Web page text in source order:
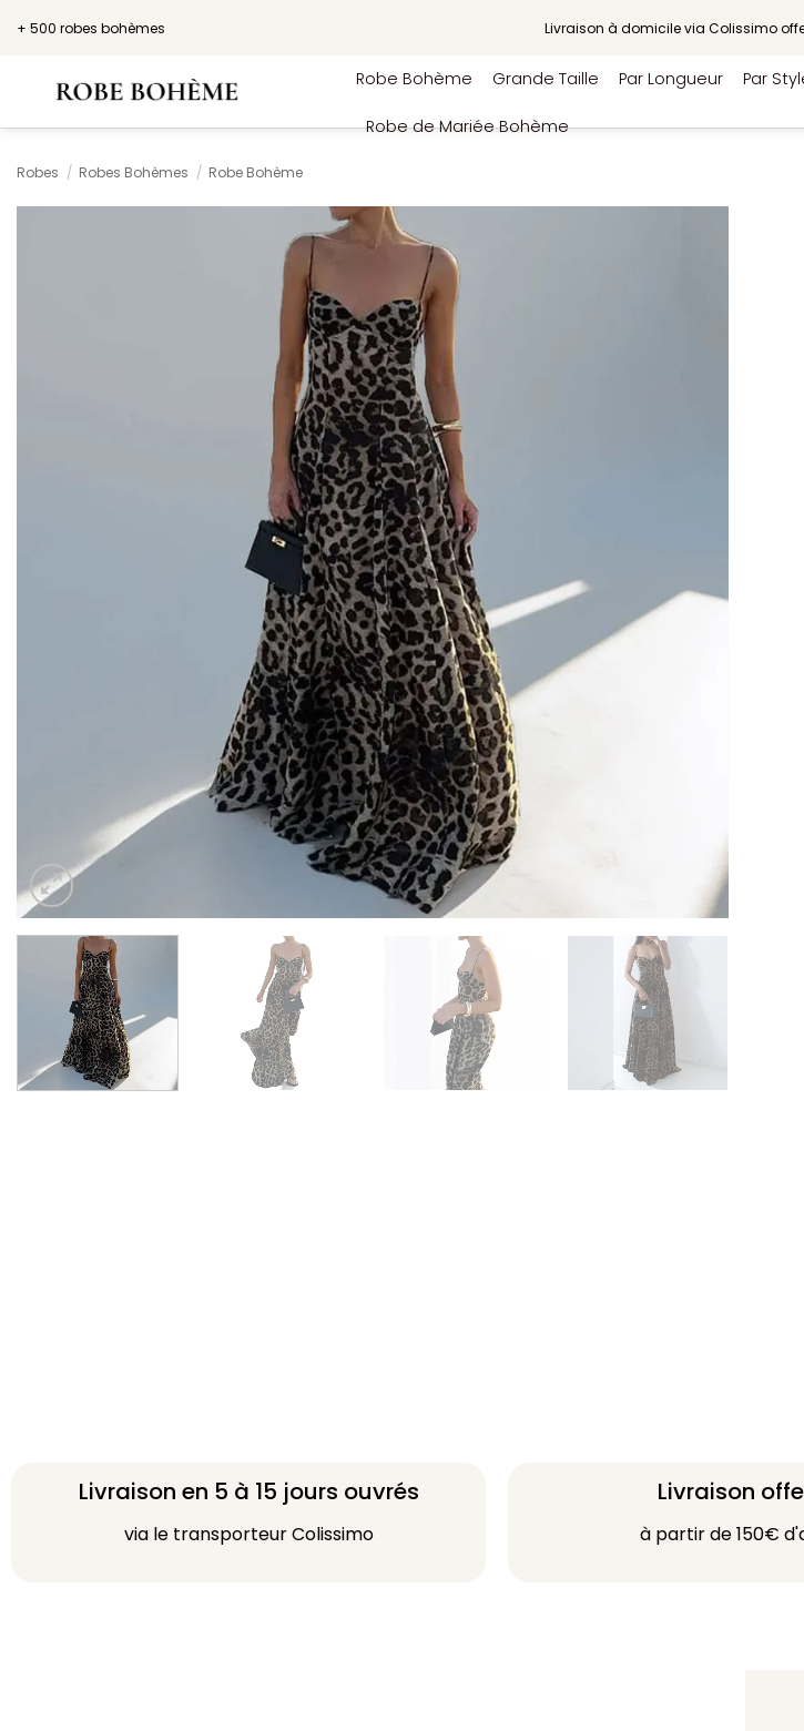
+ 500 robes bohèmes Livraison à domicile via Colissimo
Robe Bohème Grande Taille Par Longueur Par
Robe de Mariée Bohème
Robes / Robes Bohèmes / Robe Bohème
Livraison en 5 à 15 jours ouvrés
via le transporteur Colissimo
Livraison
à partir de 150€